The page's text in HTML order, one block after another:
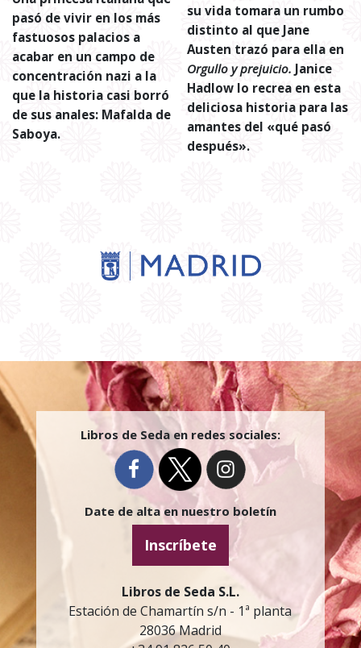
pasó de vivir en los más
fastuosos palacios a
acabar en un campo de
concentración nazi a la
que la historia casi borró
de sus anales: Mafalda de
Saboya.
su vida tomara un rumbo
distinto al que Jane
Austen trazó para ella en
Orgullo y prejuicio. Janice
Hadlow lo recrea en esta
deliciosa historia para las
amantes del «qué pasó
después».
Libros de Seda en redes sociales:
Date de alta en nuestro boletín
Inscríbete
Libros de Seda S.L.
Estación de Chamartín s/n - 1ª planta
28036 Madrid